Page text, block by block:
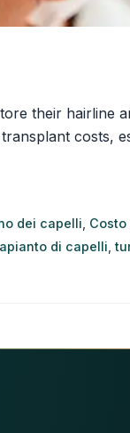
their hairline
costs,
dei capelli
di capelli ,